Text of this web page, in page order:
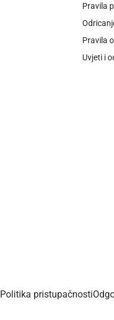
Pravila
Pravila
Uvjeti i
Politika pristupačnosti